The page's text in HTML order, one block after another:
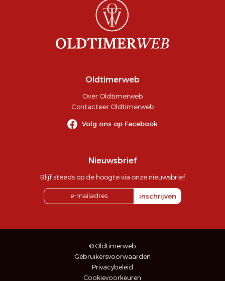
Oldtimerweb
Over Oldtimerweb
Contacteer Oldtimerweb
Volg ons op Facebook
Nieuwsbrief
Blijf steeds op de hoogte via onze nieuwsbrief
inschrijven
© Oldtimerweb
Gebruikersvoorwaarden
Privacybeleid
Cookievoorkeuren